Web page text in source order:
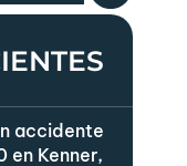
accidente
en Kenner,